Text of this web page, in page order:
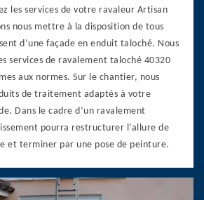
les services de votre ravaleur Artisan
nous mettre à la disposition de tous
d’une façade en enduit taloché. Nous
services de ravalement taloché 40320
aux normes. Sur le chantier, nous
de traitement adaptés à votre
Dans le cadre d’un ravalement
pourra restructurer l’allure de
et terminer par une pose de peinture.